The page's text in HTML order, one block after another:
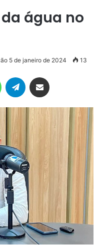
água no
5 de janeiro de 2024 13
WhatsAppTelegram